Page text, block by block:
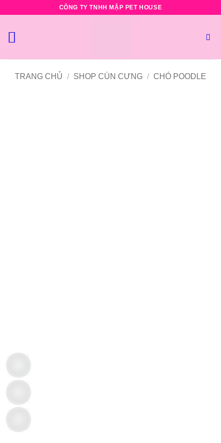
nội
dung
CÔNG TY TNHH MẬP PET HOUSE
TRANG CHỦ / SHOP CÚN CƯNG / CHÓ POODLE